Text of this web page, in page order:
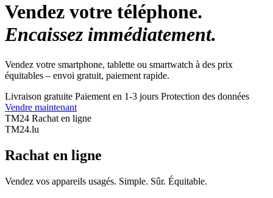
Vendez votre téléphone.
Encaissez immédiatement.
Vendez votre smartphone, tablette ou smartwatch à des prix
équitables – envoi gratuit, paiement rapide.
Livraison gratuite Paiement en 1-3 jours Protection des données
Vendre maintenant
TM24 Rachat en ligne
TM24.lu
Rachat en ligne
Vendez vos appareils usagés. Simple. Sûr. Équitable.